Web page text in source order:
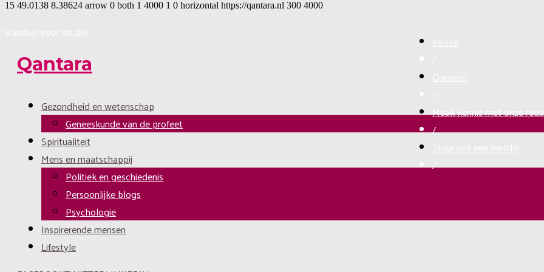
15 49.0138 8.38624 arrow 0 both 1 4000 1 0 horizontal https://qantara.nl 300 4000
Maak kennis met onze
/
/
Qantara
Gezondheid en wetenschap
Geneeskunde van de profeet
Spiritualiteit
Mens en maatschappij
Politiek en geschiedenis
Persoonlijke blogs
Psychologie
Inspirerende mensen
Lifestyle